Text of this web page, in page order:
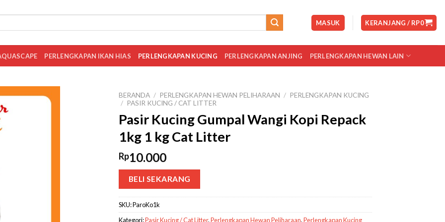
MASUK KERANJANG / RP0
PERLENGKAPAN IKAN HIAS PERLENGKAPAN KUCING PERLENGKAPAN ANJING PERLENGKAPAN HEWAN LAIN
BERANDA / PERLENGKAPAN HEWAN PELIHARAAN / PERLENGKAPAN KUCING
/ PASIR KUCING / CAT LITTER
Pasir Kucing Gumpal Wangi Kopi Repack
1kg 1 kg Cat Litter
Rp10.000
BELI SEKARANG
SKU:ParoKo1k
Kategori:Pasir Kucing / Cat Litter,Perlengkapan Hewan Peliharaan,Perlengkapan Kucing